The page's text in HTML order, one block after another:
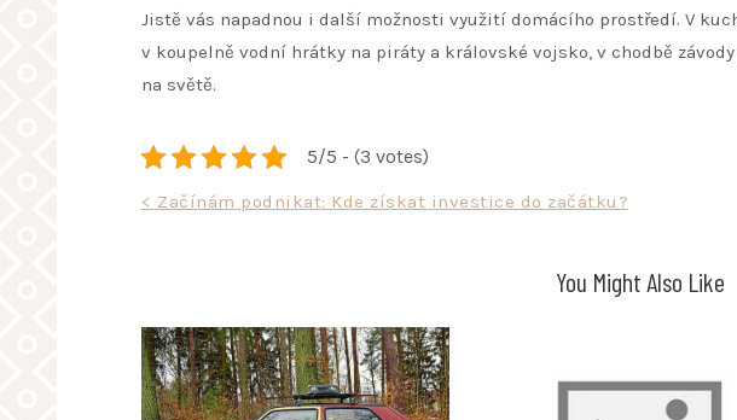
Jistě vás napadnou i další možnosti využití domácího prostředí. V
v koupelně vodní hrátky na piráty a královské vojsko, v chodbě
na světě.
5/5 - (3 votes)
Navigace
< Začínám podnikat: Kde získat investice do začátku?
You Might Also Like